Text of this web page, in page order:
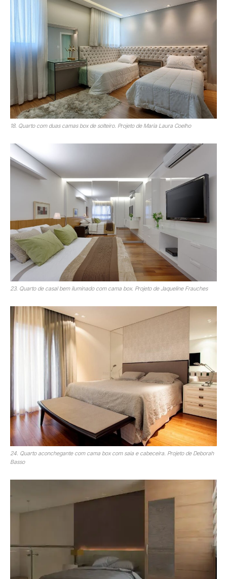
18. Quarto com duas camas box de solteiro. Projeto de Maria Laura Coelho
23. Quarto de casal bem iluminado com cama box. Projeto de Jaqueline Frauches
24. Quarto aconchegante com cama box com saia e cabeceira. Projeto de Deborah
Basso